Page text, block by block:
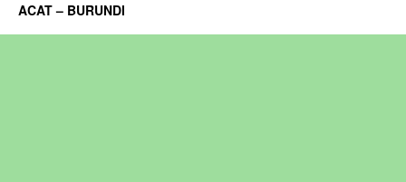
ACAT – BURUNDI